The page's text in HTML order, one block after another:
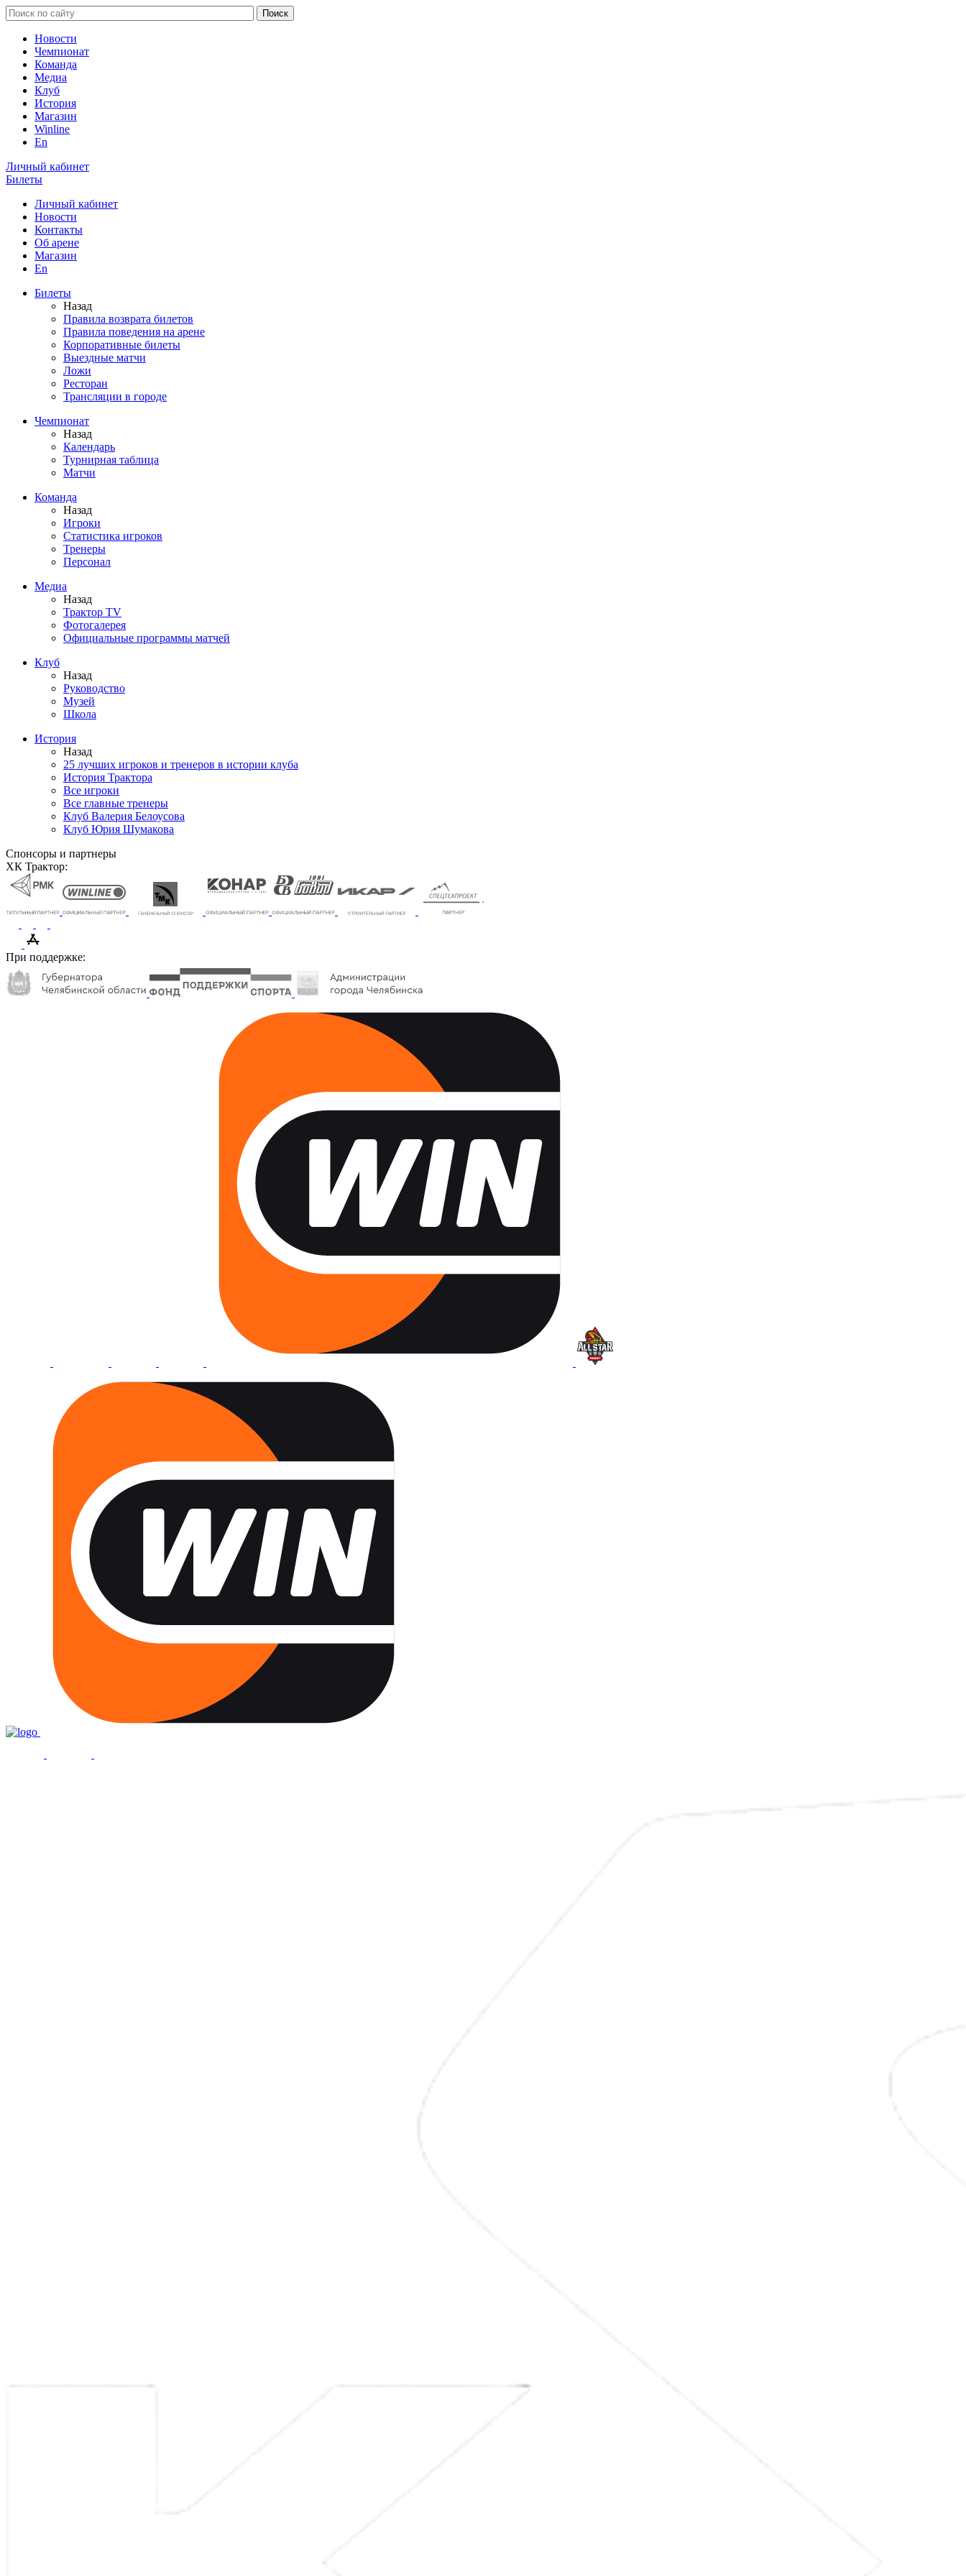
Новости
Чемпионат
Команда
Медиа
Клуб
История
Магазин
Winline
En
Личный кабинет
Билеты
Личный кабинет
Новости
Контакты
Об арене
Магазин
En
Билеты
Назад
Правила возврата билетов
Правила поведения на арене
Корпоративные билеты
Выездные матчи
Ложи
Ресторан
Трансляции в городе
Чемпионат
Назад
Календарь
Турнирная таблица
Матчи
Команда
Назад
Игроки
Статистика игроков
Тренеры
Персонал
Медиа
Назад
Трактор TV
Фотогалерея
Официальные программы матчей
Клуб
Назад
Руководство
Музей
Школа
История
Назад
25 лучших игроков и тренеров в истории клуба
История Трактора
Все игроки
Все главные тренеры
Клуб Валерия Белоусова
Клуб Юрия Шумакова
Спонсоры и партнеры
ХК Трактор:
При поддержке: